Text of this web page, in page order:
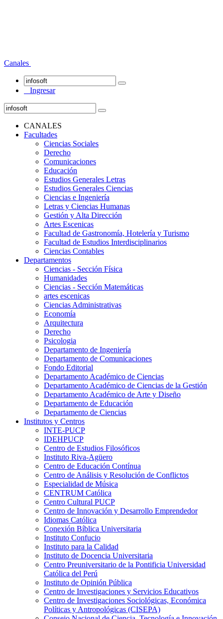
Canales
Ingresar
CANALES
Facultades
Ciencias Sociales
Derecho
Comunicaciones
Educación
Estudios Generales Letras
Estudios Generales Ciencias
Ciencias e Ingeniería
Letras y Ciencias Humanas
Gestión y Alta Dirección
Artes Escenicas
Facultad de Gastronomía, Hotelería y Turismo
Facultad de Estudios Interdisciplinarios
Ciencias Contables
Departamentos
Ciencias - Sección Física
Humanidades
Ciencias - Sección Matemáticas
artes escenicas
Ciencias Administrativas
Economía
Arquitectura
Derecho
Psicologia
Departamento de Ingeniería
Departamento de Comunicaciones
Fondo Editorial
Departamento Académico de Ciencias
Departamento Académico de Ciencias de la Gestión
Departamento Académico de Arte y Diseño
Departamento de Educación
Departamento de Ciencias
Institutos y Centros
INTE-PUCP
IDEHPUCP
Centro de Estudios Filosóficos
Instituto Riva-Agüero
Centro de Educación Contínua
Centro de Análisis y Resolución de Conflictos
Especialidad de Música
CENTRUM Católica
Centro Cultural PUCP
Centro de Innovación y Desarrollo Emprendedor
Idiomas Católica
Conexión Bíblica Universitaria
Instituto Confucio
Instituto para la Calidad
Instituto de Docencia Universitaria
Centro Preuniversitario de la Pontificia Universidad
Católica del Perú
Instituto de Opinión Pública
Centro de Investigaciones y Servicios Educativos
Centro de Investigaciones Sociológicas, Económica
Políticas y Antropológicas (CISEPA)